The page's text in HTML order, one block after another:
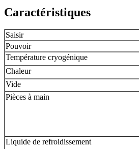
Caractéristiques
Saisir
Pouvoir
Température cryogénique
Chaleur
Vide
Pièces à main
Liquide de refroidissement